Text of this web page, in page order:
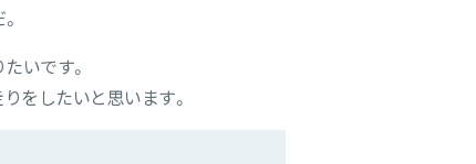
いです。
をしたいと思います。